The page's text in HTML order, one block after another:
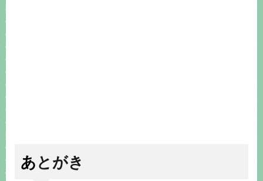
あとがき